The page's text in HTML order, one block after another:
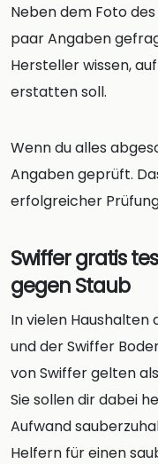
Neben dem Foto
paar Angaben
Hersteller wissen,
erstatten soll.
Wenn du alles
Angaben geprüft.
erfolgreicher
Swiffer gratis
gegen Staub
In vielen
und der Swiffer
von Swiffer gelten
Sie sollen dir dabei
Aufwand
Helfern für einen